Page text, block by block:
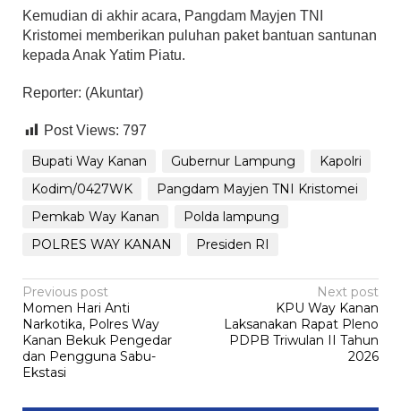
Kemudian di akhir acara, Pangdam Mayjen TNI
Kristomei memberikan puluhan paket bantuan santunan
kepada Anak Yatim Piatu.
Reporter: (Akuntar)
Post Views: 797
Bupati Way Kanan Gubernur Lampung
Kapolri
Kodim/0427WK
Pangdam Mayjen TNI Kristomei
Pemkab Way Kanan
Polda lampung
POLRES WAY KANAN
Presiden RI
Post
navigation
Previous post
Momen Hari Anti
Narkotika, Polres Way
Kanan Bekuk Pengedar
dan Pengguna Sabu-
Ekstasi
Next post
KPU Way Kanan
Laksanakan Rapat Pleno
PDPB Triwulan II Tahun
2026